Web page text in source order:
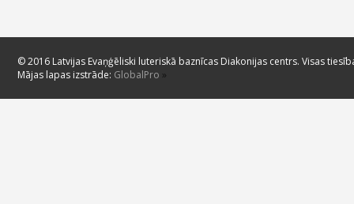
© 2016 Latvijas Evaņģēliski luteriskā baznīcas Diakonijas centrs. Visas
Mājas lapas izstrāde: GlobalPro »